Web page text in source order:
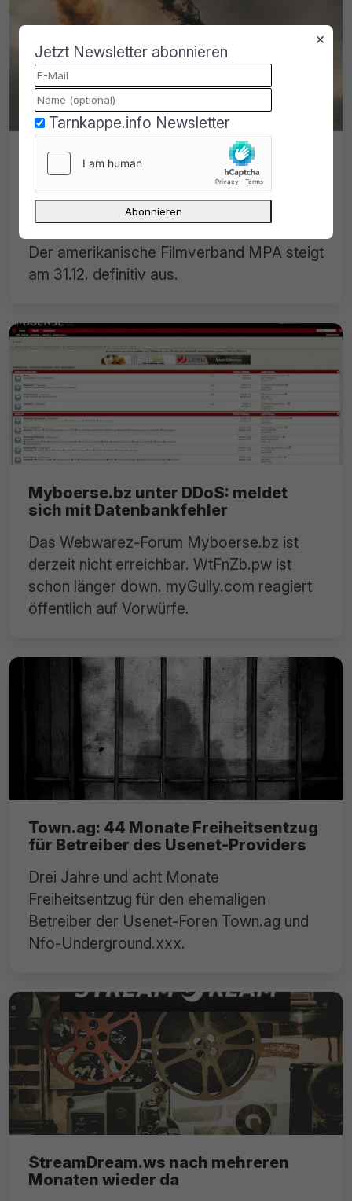
GVU verliert seinen größten
Geldgeber: die MPA steigt aus!
Probleme bei der GVU, man verliert zum
Der amerikanische Filmverband MPA steigt
am 31.12. definitiv aus.
Myboerse.bz unter DDoS: meldet
sich mit Datenbankfehler
Das Webwarez-Forum Myboerse.bz ist
derzeit nicht erreichbar. WtFnZb.pw ist
schon länger down. myGully.com reagiert
öffentlich auf Vorwürfe.
Town.ag: 44 Monate Freiheitsentzug
für Betreiber des Usenet-Providers
Drei Jahre und acht Monate
Freiheitsentzug für den ehemaligen
Betreiber der Usenet-Foren Town.ag und
Nfo-Underground.xxx.
StreamDream.ws nach mehreren
Monaten wieder da
×
Jetzt Newsletter abonnieren
Tarnkappe.info Newsletter